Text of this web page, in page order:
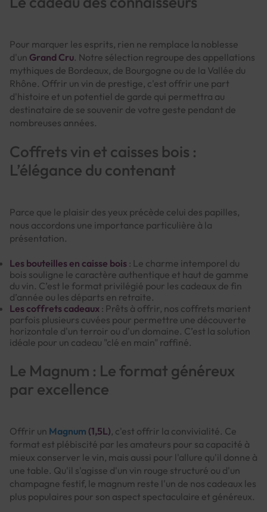
Pour marquer les esprits, rien ne remplace la noblesse
d'un Grand Cru. Notre sélection regroupe des appellations
mythiques de Bordeaux, de Bourgogne ou de la Vallée du
Rhône. Offrir un vin de prestige, c'est offrir une part
d'histoire et un potentiel de garde qui permettra au
destinataire de se souvenir de votre geste pendant de
nombreuses années.
Coffrets vin et caisses bois :
L’élégance du contenant
Parce que le plaisir des yeux précède celui des papilles,
nous accordons une importance particulière à la
présentation.
Les bouteilles en caisse bois : Le charme intemporel du
bois souligne le caractère authentique et haut de gamme
du vin. C’est le format privilégié pour les cadeaux de fin
d’année ou les départs en retraite.
Les coffrets cadeaux : Prêts à offrir, nos coffrets marient
parfois plusieurs cuvées pour permettre une découverte
horizontale d'un terroir ou d'un domaine. C’est la solution
idéale pour un cadeau "clé en main" raffiné.
Le Magnum : Le format généreux
par excellence
Offrir un Magnum (1,5L), c'est offrir la convivialité. Ce
format est plébiscité par les amateurs pour sa capacité à
mieux conserver le vin, mais aussi pour l'allure qu'il donne à
une table. Qu'il s'agisse d'un vin rouge structuré ou d'un
champagne festif, le magnum reste l'un de nos cadeaux les
plus populaires pour son aspect spectaculaire et généreux.